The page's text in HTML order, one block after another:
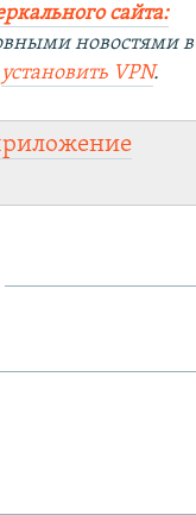
сайта:
новостями в
установить VPN.